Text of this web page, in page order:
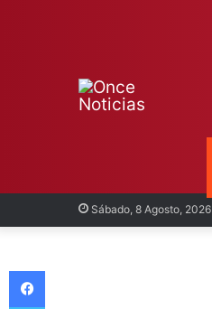
Sábado, 8 Agosto, 2026
Facebook